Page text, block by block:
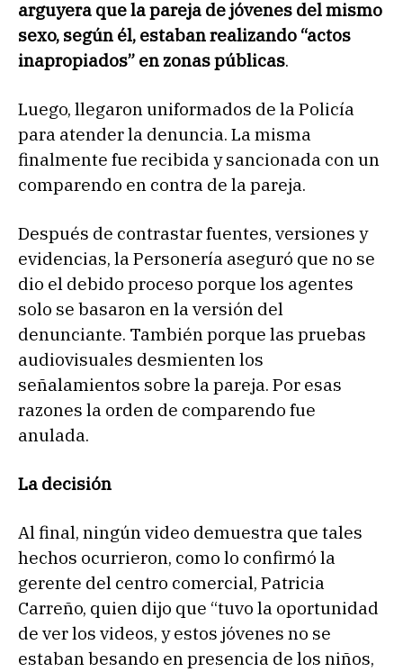
arguyera que la pareja de jóvenes del mismo
sexo, según él, estaban realizando “actos
inapropiados” en zonas públicas.
Luego, llegaron uniformados de la Policía
para atender la denuncia. La misma
finalmente fue recibida y sancionada con un
comparendo en contra de la pareja.
Después de contrastar fuentes, versiones y
evidencias, la Personería aseguró que no se
dio el debido proceso porque los agentes
solo se basaron en la versión del
denunciante. También porque las pruebas
audiovisuales desmienten los
señalamientos sobre la pareja. Por esas
razones la orden de comparendo fue
anulada.
La decisión
Al final, ningún video demuestra que tales
hechos ocurrieron, como lo confirmó la
gerente del centro comercial, Patricia
Carreño, quien dijo que “tuvo la oportunidad
de ver los videos, y estos jóvenes no se
estaban besando en presencia de los niños,